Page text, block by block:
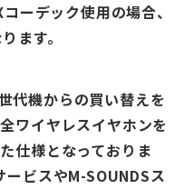
ーデック使用の場合、
ます。
代機からの買い替えを
ワイヤレスイヤホンを
仕様となっておりま
ビスやM-SOUNDSス